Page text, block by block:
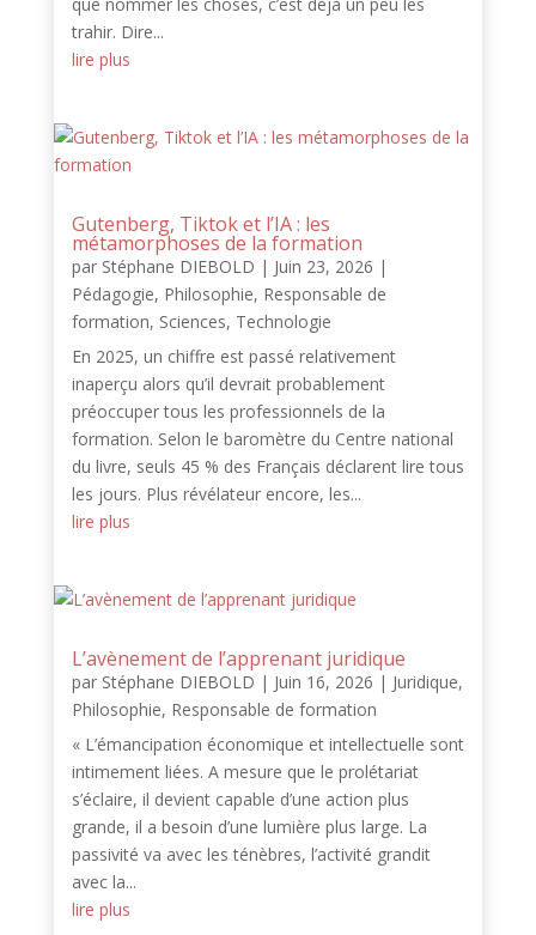
trahir. Dire...
lire plus
Gutenberg, Tiktok et l’IA : les
métamorphoses de la formation
par Stéphane DIEBOLD | Juin 23, 2026 |
Pédagogie, Philosophie, Responsable de
formation, Sciences, Technologie
En 2025, un chiffre est passé relativement
inaperçu alors qu’il devrait probablement
préoccuper tous les professionnels de la
formation. Selon le baromètre du Centre national
du livre, seuls 45 % des Français déclarent lire tous
les jours. Plus révélateur encore, les...
lire plus
L’avènement de l’apprenant juridique
par Stéphane DIEBOLD | Juin 16, 2026 | Juridique,
Philosophie, Responsable de formation
« L’émancipation économique et intellectuelle sont
intimement liées. A mesure que le prolétariat
s’éclaire, il devient capable d’une action plus
grande, il a besoin d’une lumière plus large. La
passivité va avec les ténèbres, l’activité grandit
avec la...
lire plus